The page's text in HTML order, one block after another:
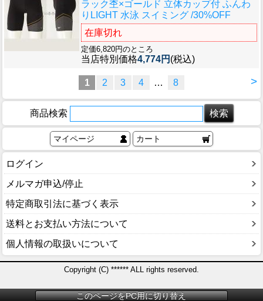
ラック杢×ゴールド 立体カップ付 ふんわ
りLIGHT 水泳 スイミング /30%OFF
在庫切れ
定価6,820円のところ
当店特別価格4,774円 (税込)
>
1 2 3 4 … 8
商品検索
マイページ カート
ログイン
メルマガ申込/停止
特定商取引法に基づく表示
送料とお支払い方法について
個人情報の取扱いについて
Copyright (C) ****** ALL rights reserved.
このページをPC用に切り替え